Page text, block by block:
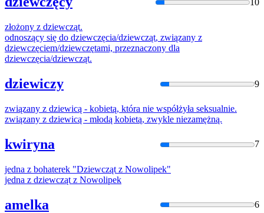
złożony z dziewcząt.
odnoszący się do dziewczęcia/dziewcząt, związany z
dziewczęciem/dziewczętami, przeznaczony dla
dziewczęcia/dziewcząt.
dziewiczy 9
związany z dziewicą - kobietą, która nie współżyła seksualnie.
związany z dziewicą - młodą kobietą, zwykle niezamężną.
kwiryna 7
jedna z bohaterek "Dziewcząt z Nowolipek"
jedna z dziewcząt z Nowolipek
amelka 6